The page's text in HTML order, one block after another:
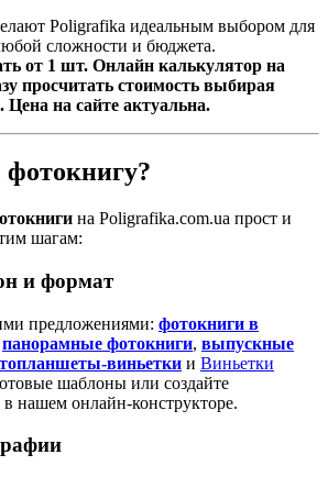
Poligrafika идеальным выбором для
сложности и бюджета.
от 1 шт. Онлайн калькулятор на
просчитать стоимость выбирая
на сайте актуальна.
фотокнигу?
на Poligrafika.com.ua прост и
шагам:
и формат
предложениями: фотокниги в
панорамные фотокниги, выпускные
виньетки и Виньетки
шаблоны или создайте
нашем онлайн-конструкторе.